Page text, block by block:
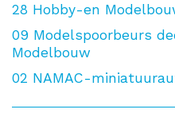
28 Hobby-en
09 Modelspoorbeurs
Modelbouw
02 NAMAC-